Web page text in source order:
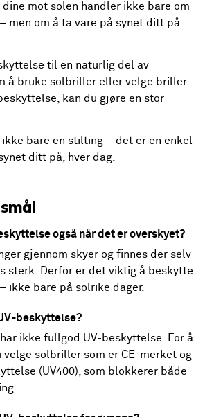
mot solen handler ikke bare om
men om å ta vare på synet ditt på
til en naturlig del av
å bruke solbriller eller velge briller
kan du gjøre en stor
bare en stilting – det er en enkel
ditt på, hver dag.
også når det er overskyet?
gjennom skyer og finnes der selv
sterk. Derfor er det viktig å beskytte
ikke bare på solrike dager.
beskyttelse?
ikke fullgod UV-beskyttelse. For å
solbriller som er CE-merket og
(UV400), som blokkerer både